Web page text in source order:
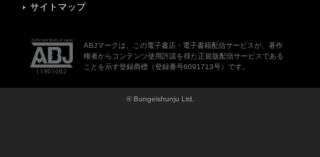
サイトマップ
ABJマークは、この電子書店・電子書籍配信サービスが、著作
権者からコンテンツ使用許諾を得た正規版配信サービスである
ことを示す登録商標（登録番号6091713号）です。
© Bungeishunju Ltd.